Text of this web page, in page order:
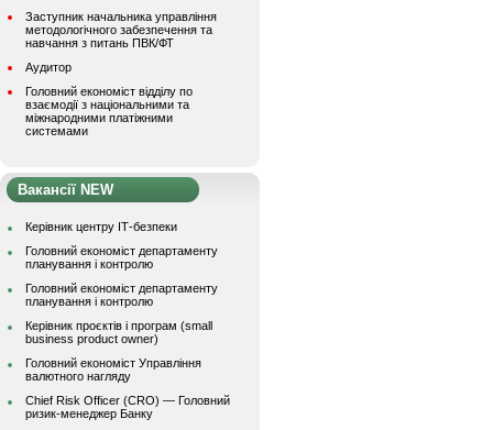
Заступник начальника управління
методологічного забезпечення та
навчання з питань ПВК/ФТ
Аудитор
Головний економіст відділу по
взаємодії з національними та
міжнародними платіжними
системами
Вакансії NEW
Керівник центру ІТ-безпеки
Головний економіст департаменту
планування і контролю
Головний економіст департаменту
планування і контролю
Керівник проєктів і програм (small
business product owner)
Головний економіст Управління
валютного нагляду
Chief Risk Officer (CRO) — Головний
ризик-менеджер Банку